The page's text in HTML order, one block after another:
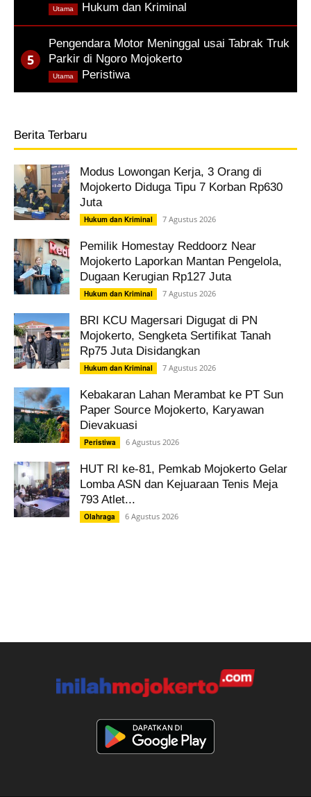
Hukum dan Kriminal
Utama
Pengendara Motor Meninggal usai Tabrak Truk
Parkir di Ngoro Mojokerto
Peristiwa,
Utama
Berita Terbaru
Modus Lowongan Kerja, 3 Orang di
Mojokerto Diduga Tipu 7 Korban Rp630
Juta
Hukum dan Kriminal 7 Agustus 2026
Pemilik Homestay Reddoorz Near
Mojokerto Laporkan Mantan Pengelola,
Dugaan Kerugian Rp127 Juta
Hukum dan Kriminal 7 Agustus 2026
BRI KCU Magersari Digugat di PN
Mojokerto, Sengketa Sertifikat Tanah
Rp75 Juta Disidangkan
Hukum dan Kriminal 7 Agustus 2026
Kebakaran Lahan Merambat ke PT Sun
Paper Source Mojokerto, Karyawan
Dievakuasi
Peristiwa 6 Agustus 2026
HUT RI ke-81, Pemkab Mojokerto Gelar
Lomba ASN dan Kejuaraan Tenis Meja
793 Atlet...
Olahraga 6 Agustus 2026